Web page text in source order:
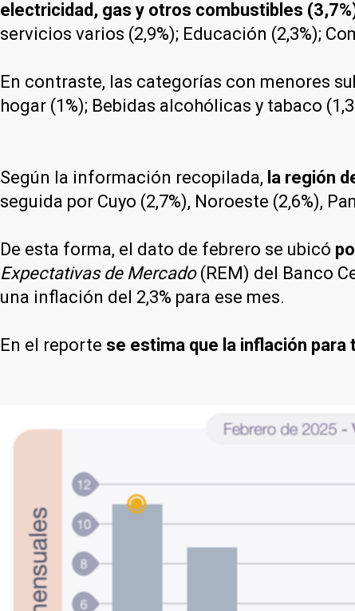
electricidad, gas y otros combustibles
servicios varios (2,9%); Educación (2,3%);
En contraste, las categorías con menores
hogar (1%); Bebidas alcohólicas y tabaco
Según la información recopilada, la región
seguida por Cuyo (2,7%), Noroeste (2,6%),
De esta forma, el dato de febrero se ubicó
Expectativas de Mercado(REM) del Banco
una inflación del 2,3% para ese mes.
En el reporte se estima que la inflación para